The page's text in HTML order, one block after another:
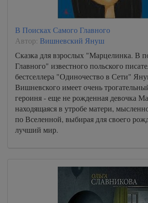
В Поисках Самого Главного
Автор: Вишневский Януш
Сказка для взрослых "Марцелинка. В
Главного" известного польского
бестселлера "Одиночество в Сети"
Вишневского имеет очень
героиня - еще не рожденная девочка
находящаяся в утробе матери,
по Вселенной, выбирая для своего
лучший мир.